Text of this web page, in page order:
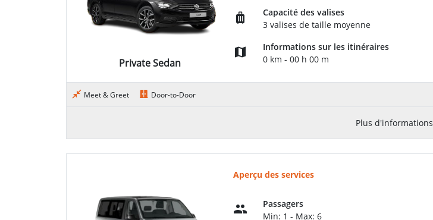
Private Sedan
Capacité des valises
3 valises de taille moyenne
Informations sur les itinéraires
0 km - 00 h 00 m
Meet & Greet Door-to-Door
Plus d'informations
Aperçu des services
Passagers
Min: 1 - Max: 6